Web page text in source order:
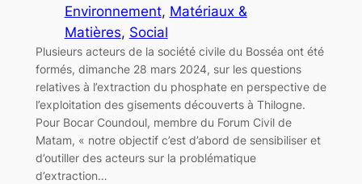
Environnement, Matériaux &
Matières, Social
Plusieurs acteurs de la société civile du Bosséa ont été
formés, dimanche 28 mars 2024, sur les questions
relatives à l’extraction du phosphate en perspective de
l’exploitation des gisements découverts à Thilogne.
Pour Bocar Coundoul, membre du Forum Civil de
Matam, « notre objectif c’est d’abord de sensibiliser et
d’outiller des acteurs sur la problématique
d’extraction…